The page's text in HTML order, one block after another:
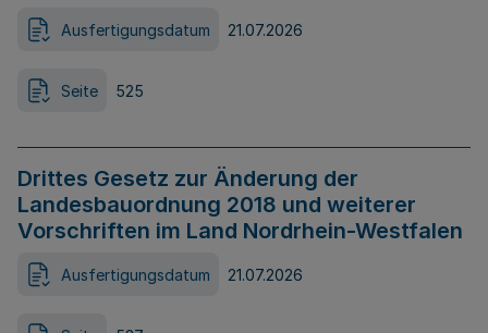
Ausfertigungsdatum 21.07.2026
Seite 525
Drittes Gesetz zur Änderung der
Landesbauordnung 2018 und weiterer
Vorschriften im Land Nordrhein-Westfalen
Ausfertigungsdatum 21.07.2026